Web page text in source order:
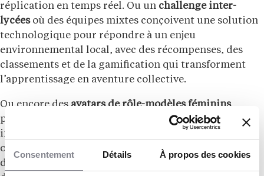
Consentement Détails À propos des cookies
réplication en temps réel. Ou un challenge inter-
lycées où des équipes mixtes conçoivent une solution
technologique pour répondre à un enjeu
environnemental local, avec des récompenses, des
classements et de la gamification qui transforment
l’apprentissage en aventure collective.
Ou encore des avatars de rôle-modèles féminins
pilotés par l’IA, disponibles 24h/24 pour guider,
inspirer et répondre aux doutes : “Comment devient-
on astrophysicienne ?”, “Est-ce vraiment difficile
d’